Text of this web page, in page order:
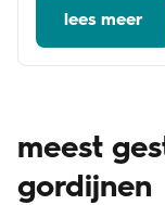
lees meer
meest
gordijnen